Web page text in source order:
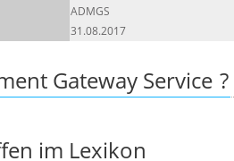
ADMGS
31.08.2017
Gateway Service ?
im Lexikon